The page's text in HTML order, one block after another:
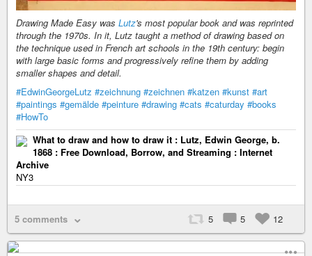
Drawing Made Easy was Lutz's most popular book and was reprinted
through the 1970s. In it, Lutz taught a method of drawing based on
the technique used in French art schools in the 19th century: begin
with large basic forms and progressively refine them by adding
smaller shapes and detail.
#EdwinGeorgeLutz #zeichnung #zeichnen #katzen #kunst #art
#paintings #gemälde #peinture #drawing #cats #caturday #books
#HowTo
What to draw and how to draw it : Lutz, Edwin George, b.
1868 : Free Download, Borrow, and Streaming : Internet
Archive
NY3
5 comments 5 5 12